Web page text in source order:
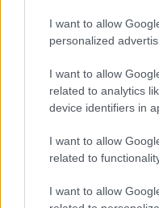
I want to allow
personalized
I want to allow
related to analytics
device identifiers in
I want to allow
related to
I want to allow
Στη συνέχεια, οι
υποβάλουν
τους Δελτίο. Όπως
προηγούμενες
δυνατότητα
Μηχανογραφικού
Αυτό που θα
υποβολή δεν θα
φάσεις, αλλά σε